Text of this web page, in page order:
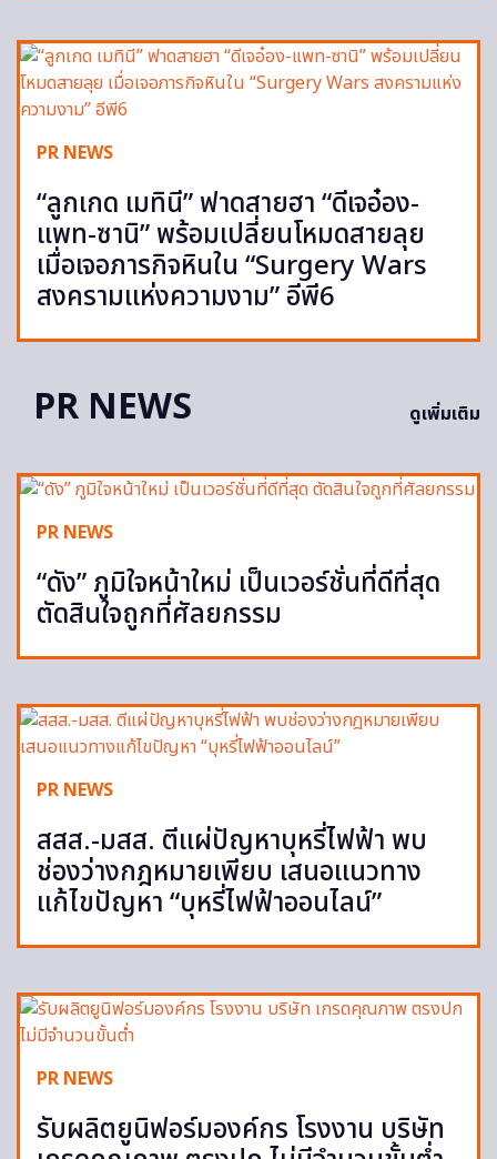
PR NEWS
“ลูกเกด เมทินี” ฟาดสายฮา “ดีเจอ๋อง-
แพท-ซานิ” พร้อมเปลี่ยนโหมดสายลุย
เมื่อเจอภารกิจหินใน “Surgery Wars
สงครามแห่งความงาม” อีพี6
PR NEWS ดูเพิ่มเติม
PR NEWS
“ดัง” ภูมิใจหน้าใหม่ เป็นเวอร์ชั่นที่ดีที่สุด
ตัดสินใจถูกที่ศัลยกรรม
PR NEWS
สสส.-มสส. ตีแผ่ปัญหาบุหรี่ไฟฟ้า พบ
ช่องว่างกฎหมายเพียบ เสนอแนวทาง
แก้ไขปัญหา “บุหรี่ไฟฟ้าออนไลน์”
PR NEWS
รับผลิตยูนิฟอร์มองค์กร โรงงาน บริษัท